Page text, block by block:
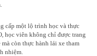
cấp một lộ trình học và thực
học viên không chỉ được trang
còn thực hành lái xe tham
nhiệm.